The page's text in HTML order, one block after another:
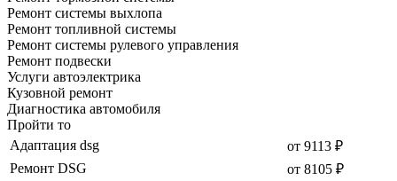
Ремонт системы выхлопа
Ремонт топливной системы
Ремонт системы рулевого управления
Ремонт подвески
Услуги автоэлектрика
Кузовной ремонт
Диагностика автомобиля
Пройти то
Адаптация dsg
от 9113 ₽
Ремонт DSG
от 8105 ₽